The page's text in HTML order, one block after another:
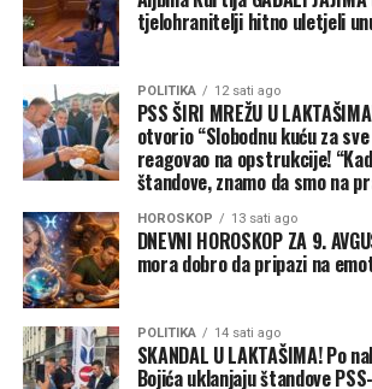
Prema njegovim riječima, u napadima na
prethodna 24 časa poginulo je 13 ljudi,
povrijeđeno, a napadnuto je 12
– Situacija u Ukrajini nije jednostavna.
jedan napad projektilima. Balistički
našu infrastrukturu. To su bili mlazni
imali energetska postrojenja, železničku
su kasnili širom naše zemlje. Društvena
na meti. Vatrogasci i timovi za hitne
terenu, rade. Video sam jutros izveštaje.
bilo u svim zajednicama na liniji fronta
tjelohranitelji hitno uletjeli
POLITIKA 12 sati ago
PSS ŠIRI MREŽU U
otvorio “Slobodnu kuću za
reagovao na opstrukcije!
štandove, znamo da smo na
HOROSKOP 13 sati ago
DNEVNI HOROSKOP ZA 9.
mora dobro da pripazi na
POLITIKA 14 sati ago
SKANDAL U LAKTAŠIMA! Po
Bojića uklanjaju štandove